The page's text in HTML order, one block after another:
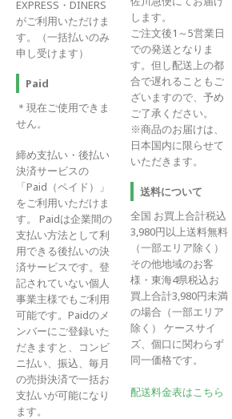
EXPRESS・DINERS
がご利用いただけま
す。（一括払いのみ
申し受けます）
Paid
＊現在ご使用できま
せん。
締め支払い・後払い
決済サービスの
「Paid（ペイド）」
をご利用いただけま
す。 Paidは企業間の
支払い方法として利
用できる後払いの決
済サービスです。登
記されていない個人
事業主様でもご利用
可能です。Paidのメ
ンバーにご登録いた
だきますと、コンビ
ニ払い、振込、毎月
の売掛決済で一括お
支払いが可能になり
ます。
します。
ご注文後1～5営業日
での発送となりま
す。但し配送上の都
合で遅れることもご
ざいますので、予め
ご了承ください。
※商品のお届けは、
日本国内に限らせて
いただきます。
送料について
全国 お買上合計税込
3,980円以上送料無料
（一部エリア除く）
その他地域のお客
様・東海4県税込お
買上合計3,980円未満
の場合（一部エリア
除く） ケースサイ
ズ、個口に関わらず
同一価格です。
配送料金表はこちら